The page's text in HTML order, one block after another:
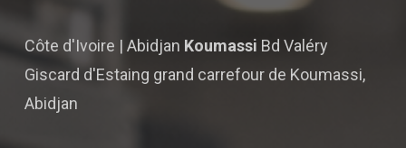
Côte d'Ivoire | Abidjan Koumassi Bd Valéry
Giscard d'Estaing grand carrefour de Koumassi,
Abidjan